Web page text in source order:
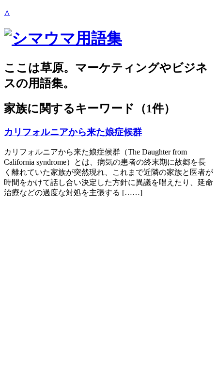
∧
ここは草原。マーケティングやビジネ
スの用語集。
家族に関するキーワード（1件）
カリフォルニアから来た娘症候群
カリフォルニアから来た娘症候群（The Daughter from
California syndrome）とは、病気の患者の終末期に故郷を長
く離れていた家族が突然現れ、これまで近隣の家族と医者が
時間をかけて話し合い決定した方針に異議を唱えたり、延命
治療などの過度な対処を主張する [……]